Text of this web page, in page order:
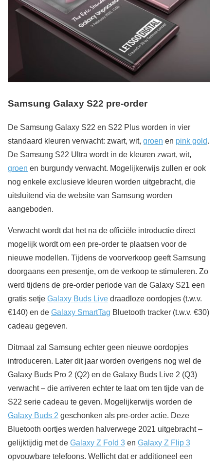
Samsung Galaxy S22 pre-order
De Samsung Galaxy S22 en S22 Plus worden in vier
standaard kleuren verwacht: zwart, wit, groen en pink gold.
De Samsung S22 Ultra wordt in de kleuren zwart, wit,
groen en burgundy verwacht. Mogelijkerwijs zullen er ook
nog enkele exclusieve kleuren worden uitgebracht, die
uitsluitend via de website van Samsung worden
aangeboden.
Verwacht wordt dat het na de officiële introductie direct
mogelijk wordt om een pre-order te plaatsen voor de
nieuwe modellen. Tijdens de voorverkoop geeft Samsung
doorgaans een presentje, om de verkoop te stimuleren. Zo
werd tijdens de pre-order periode van de Galaxy S21 een
gratis setje Galaxy Buds Live draadloze oordopjes (t.w.v.
€140) en de Galaxy SmartTag Bluetooth tracker (t.w.v. €30)
cadeau gegeven.
Ditmaal zal Samsung echter geen nieuwe oordopjes
introduceren. Later dit jaar worden overigens nog wel de
Galaxy Buds Pro 2 (Q2) en de Galaxy Buds Live 2 (Q3)
verwacht – die arriveren echter te laat om ten tijde van de
S22 serie cadeau te geven. Mogelijkerwijs worden de
Galaxy Buds 2 geschonken als pre-order actie. Deze
Bluetooth oortjes werden halverwege 2021 uitgebracht –
gelijktijdig met de Galaxy Z Fold 3 en Galaxy Z Flip 3
opvouwbare telefoons. Wellicht dat er additioneel een